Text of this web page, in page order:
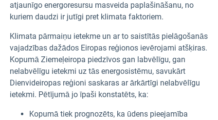
atjaunīgo energoresursu masveida paplašināšanu, no
kuriem daudzi ir jutīgi pret klimata faktoriem.
Klimata pārmaiņu ietekme un ar to saistītās pielāgošanās
vajadzības dažādos Eiropas reģionos ievērojami atšķiras.
Kopumā Ziemeļeiropa piedzīvos gan labvēlīgu, gan
nelabvēlīgu ietekmi uz tās energosistēmu, savukārt
Dienvideiropas reģioni saskaras ar ārkārtīgi nelabvēlīgu
ietekmi. Pētījumā jo īpaši konstatēts, ka:
Kopumā tiek prognozēts, ka ūdens pieejamība